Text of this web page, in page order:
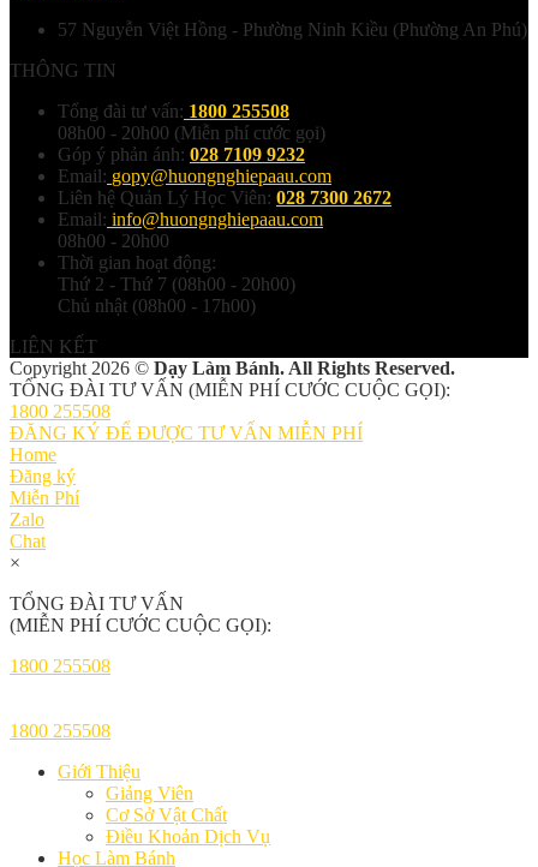
57 Nguyễn Việt Hồng - Phường Ninh Kiều (Phường An Phú)
THÔNG TIN
Tổng đài tư vấn: 1800 255508
08h00 - 20h00 (Miễn phí cước gọi)
Góp ý phản ánh: 028 7109 9232
Email: gopy@huongnghiepaau.com
Liên hệ Quản Lý Học Viên: 028 7300 2672
Email: info@huongnghiepaau.com
08h00 - 20h00
Thời gian hoạt động:
Thứ 2 - Thứ 7 (08h00 - 20h00)
Chủ nhật (08h00 - 17h00)
LIÊN KẾT
Copyright 2026 © Dạy Làm Bánh. All Rights Reserved.
TỔNG ĐÀI TƯ VẤN (MIỄN PHÍ CƯỚC CUỘC GỌI):
1800 255508
ĐĂNG KÝ ĐỂ ĐƯỢC TƯ VẤN MIỄN PHÍ
Home
Đăng ký
Miễn Phí
Zalo
Chat
×
TỔNG ĐÀI TƯ VẤN
(MIỄN PHÍ CƯỚC CUỘC GỌI):
1800 255508
1800 255508
Giới Thiệu
Giảng Viên
Cơ Sở Vật Chất
Điều Khoản Dịch Vụ
Học Làm Bánh